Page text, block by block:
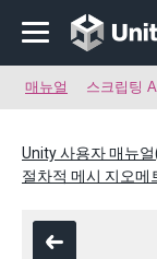
매뉴얼 스크립팅
Unity 사용자 매뉴
절차적 메시 지오메